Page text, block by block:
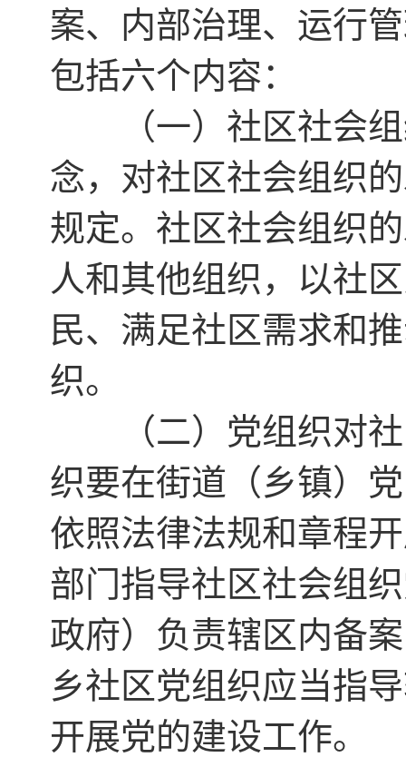
案、内部治理、运行
包括六个内容：
（一）社区社会组
念，对社区社会组织
规定。社区社会组织
人和其他组织，以社
民、满足社区需求和
织。
（二）党组织对社
织要在街道（乡镇）
依照法律法规和章程
部门指导社区社会组
政府）负责辖区内备
乡社区党组织应当指
开展党的建设工作。